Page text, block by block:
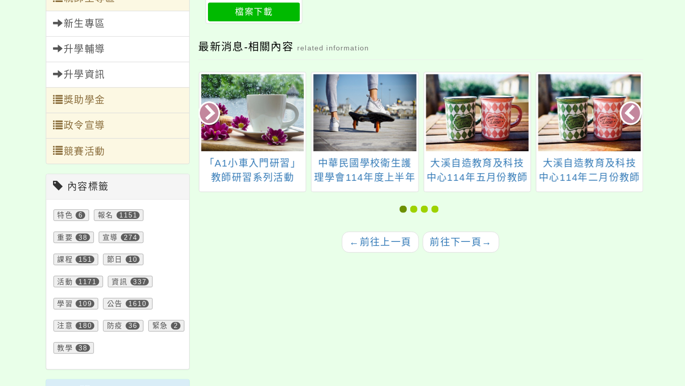
新生專區
升學輔導
升學資訊
獎助學金
政令宣導
競賽活動
內容標籤
特色 6 報名 1151
重要 38 宣導 274
課程 151 節日 10
活動 1171 資訊 337
學習 109 公告 1610
注意 180 防疫 36 緊急 2
教學 38
檔案下載
最新消息-相關內容 related information
新興科技教育
範服務計畫之
校A組教師增能
轉知金甌女中辧理教
【用社會情緒教育
理學桌遊跨科應用與
學生輔導】。
「A1小車入門研習」
教師研習系列活動
中華民國學校衛生護
理學會114年度上半年
度辦理兩場線上研習
大溪自造教育及科技
中心114年五月份教師
研習
大溪自造教育及科技
中心114年二月份教師
研習
← 前往上一頁 前往下一頁 →